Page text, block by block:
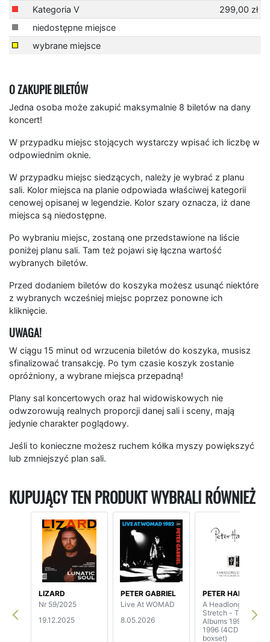
Kategoria V
299,00 zł
niedostępne miejsce
wybrane miejsce
O ZAKUPIE BILETÓW
Jedna osoba może zakupić maksymalnie 8 biletów na dany
koncert!
W przypadku miejsc stojących wystarczy wpisać ich liczbę w
odpowiednim oknie.
W przypadku miejsc siedzących, należy je wybrać z planu
sali. Kolor miejsca na planie odpowiada właściwej kategorii
cenowej opisanej w legendzie. Kolor szary oznacza, iż dane
miejsca są niedostępne.
Po wybraniu miejsc, zostaną one przedstawione na liście
poniżej planu sali. Tam też pojawi się łączna wartość
wybranych biletów.
Przed dodaniem biletów do koszyka możesz usunąć niektóre
z wybranych wcześniej miejsc poprzez ponowne ich
kliknięcie.
UWAGA!
W ciągu 15 minut od wrzucenia biletów do koszyka, musisz
sfinalizować transakcję. Po tym czasie koszyk zostanie
opróżniony, a wybrane miejsca przepadną!
Plany sal koncertowych oraz hal widowiskowych nie
odwzorowują realnych proporcji danej sali i sceny, mają
jedynie charakter poglądowy.
Jeśli to konieczne możesz ruchem kółka myszy powiększyć
lub zmniejszyć plan sali.
KUPUJĄCY TEN PRODUKT WYBRALI RÓWNIEŻ
LIZARD
Nr 59/2025
19.12.2025
PETER GABRIEL
Live At WOMAD
8.05.2026
PETER HAMMILL
A Headlong
Stretch - The Fie!
Albums 1992-
1996 (4CD
boxset)